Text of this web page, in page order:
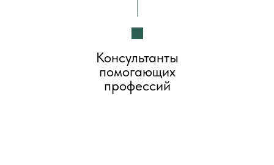
Консультанты
помогающих
профессий